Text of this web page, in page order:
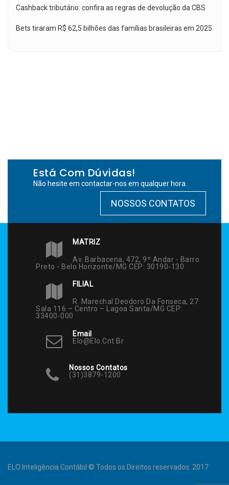
Cashback tributário: confira as regras de devolução da CBS
Bets tiraram R$ 62,5 bilhões das famílias brasileiras em 2025
Está Com Dúvidas!
Não hesite em contactar-nos em qualquer hora.
NOSSOS CONTATOS
MATRIZ
Av. Barbacena, 472, 9º Andar - Barro
Preto - Belo Horizonte/MG CEP: 30190-130
FILIAL
R. Marechal Deodoro Da Fonseca, 27
Sala 116 – Centro – Lagoa Santa/MG CEP:
33400-000
Email
Elo@elo.cnt.br
Nossos Contatos
(31)3879-1200
ELO Inteligência Contábil © Todos os Direitos reservados. 2017